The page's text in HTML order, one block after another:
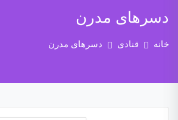
دسرهای مدرن
خانه قنادی دسرهای مدرن